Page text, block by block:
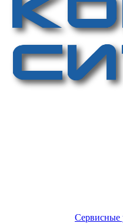
Сервисные